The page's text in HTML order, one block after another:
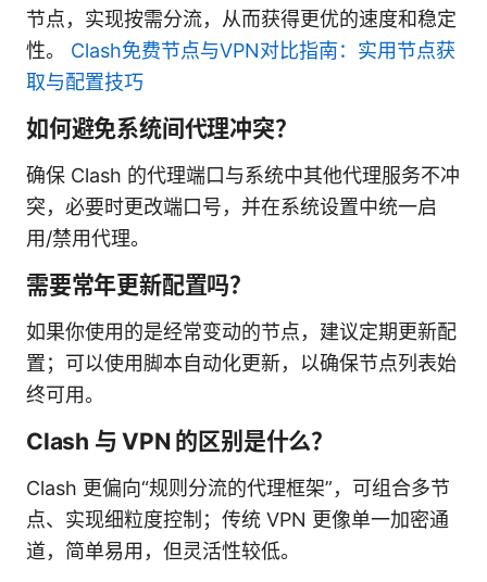
节点，实现按需分流，从而获得更优的速度和稳定
性。 Clash免费节点与VPN对比指南：实用节点获
取与配置技巧
如何避免系统间代理冲突？
确保 Clash 的代理端口与系统中其他代理服务不冲
突，必要时更改端口号，并在系统设置中统一启
用/禁用代理。
需要常年更新配置吗？
如果你使用的是经常变动的节点，建议定期更新配
置；可以使用脚本自动化更新，以确保节点列表始
终可用。
Clash 与 VPN 的区别是什么？
Clash 更偏向“规则分流的代理框架”，可组合多节
点、实现细粒度控制；传统 VPN 更像单一加密通
道，简单易用，但灵活性较低。